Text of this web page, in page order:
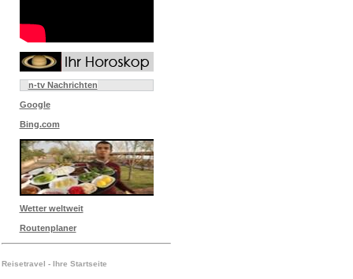
n-tv Nachrichten
Google
Bing.com
Wetter weltweit
Routenplaner
Reisetravel - Ihre Startseite